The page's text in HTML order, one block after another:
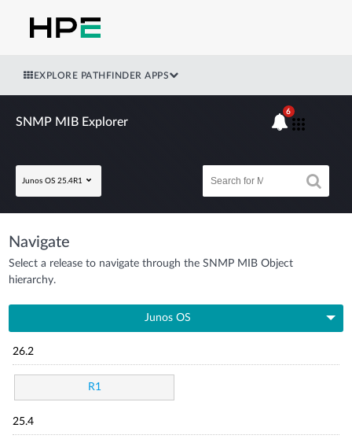
EXPLORE PATHFINDER APPS
SNMP MIB Explorer
Junos OS 25.4R1
6
Navigate
Select a release to navigate through the SNMP MIB Object
hierarchy.
Junos OS
26.2
R1
25.4